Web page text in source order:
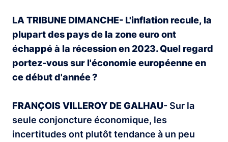
LA TRIBUNE DIMANCHE- L'inflation recule, la
plupart des pays de la zone euro ont
échappé à la récession en 2023. Quel regard
portez-vous sur l'économie européenne en
ce début d'année ?
FRANÇOIS VILLEROY DE GALHAU- Sur la
seule conjoncture économique, les
incertitudes ont plutôt tendance à un peu